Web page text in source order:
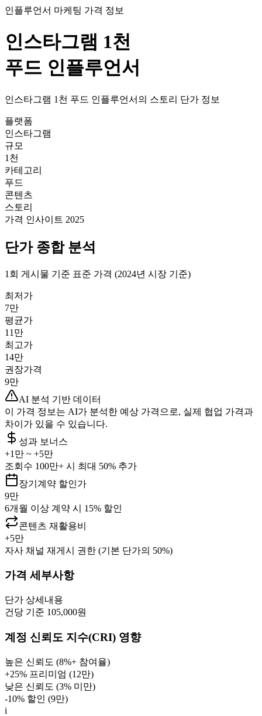
인플루언서 마케팅 가격 정보
인스타그램 1천
푸드 인플루언서
인스타그램 1천 푸드 인플루언서의 스토리 단가 정보
플랫폼
인스타그램
규모
1천
카테고리
푸드
콘텐츠
스토리
가격 인사이트 2025
단가종합 분석
1회 게시물 기준 표준 가격 (2024년 시장 기준)
최저가
7만
평균가
11만
최고가
14만
권장가격
9만
AI 분석 기반 데이터
이 가격 정보는 AI가 분석한 예상 가격으로, 실제 협업 가격과
차이가 있을 수 있습니다.
성과 보너스
+1만 ~ +5만
조회수 100만+ 시 최대 50% 추가
장기계약 할인가
9만
6개월 이상 계약 시 15% 할인
콘텐츠 재활용비
+5만
자사 채널 재게시 권한 (기본 단가의 50%)
가격 세부사항
단가 상세내용
건당 기준 105,000원
계정 신뢰도 지수(CRI) 영향
높은 신뢰도 (8%+ 참여율)
+25% 프리미엄 (12만)
낮은 신뢰도 (3% 미만)
-10% 할인 (9만)
i